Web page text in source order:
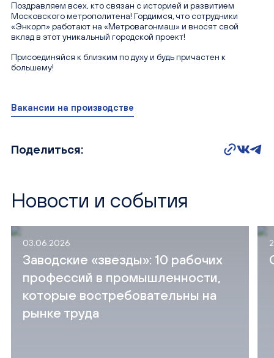
Поздравляем всех, кто связан с историей и развитием
Московского метрополитена! Гордимся, что сотрудники
«Энкорп» работают на «Метровагонмаш» и вносят свой
вклад в этот уникальный городской проект!
Присоединяйся к близким по духу и будь причастен к
большему!
Вакансии на производстве
Поделиться:
Новости и события
03.06.2026
Заводские «звезды»: 10 рабочих
профессий в промышленности,
которые востребовательны на
рынке труда